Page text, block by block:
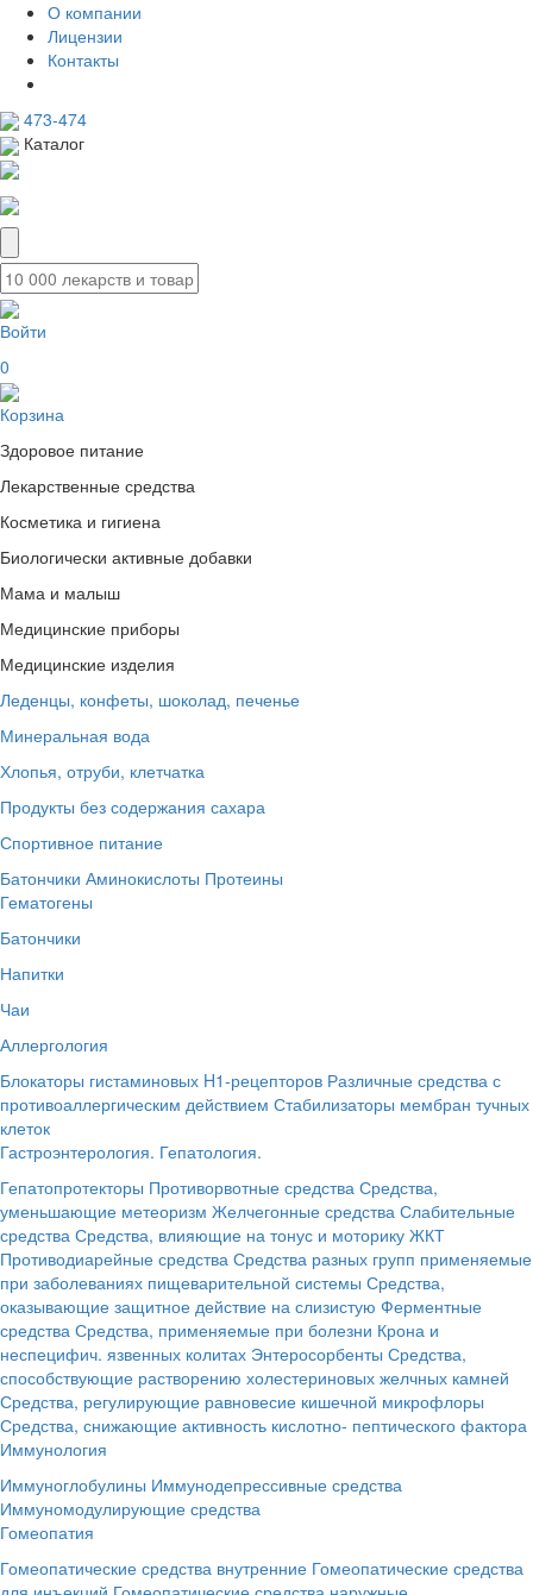
О компании
Лицензии
Контакты
473-474
Каталог
Войти
0
Корзина
Здоровое питание
Лекарственные средства
Косметика и гигиена
Биологически активные добавки
Мама и малыш
Медицинские приборы
Медицинские изделия
Леденцы, конфеты, шоколад, печенье
Минеральная вода
Хлопья, отруби, клетчатка
Продукты без содержания сахара
Спортивное питание
Батончики Аминокислоты Протеины
Гематогены
Батончики
Напитки
Чаи
Аллергология
Блокаторы гистаминовых H1-рецепторов Различные средства с
противоаллергическим действием Стабилизаторы мембран тучных
клеток
Гастроэнтерология. Гепатология.
Гепатопротекторы Противорвотные средства Средства,
уменьшающие метеоризм Желчегонные средства Слабительные
средства Средства, влияющие на тонус и моторику ЖКТ
Противодиарейные средства Средства разных групп применяемые
при заболеваниях пищеварительной системы Средства,
оказывающие защитное действие на слизистую Ферментные
средства Средства, применяемые при болезни Крона и
неспецифич. язвенных колитах Энтеросорбенты Средства,
способствующие растворению холестериновых желчных камней
Средства, регулирующие равновесие кишечной микрофлоры
Средства, снижающие активность кислотно- пептического фактора
Иммунология
Иммуноглобулины Иммунодепрессивные средства
Иммуномодулирующие средства
Гомеопатия
Гомеопатические средства внутренние Гомеопатические средства